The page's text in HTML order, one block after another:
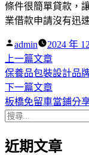
條件很簡單貸款，
業借款申請沒有迅
作
者:
admin 2024 年
文
章
導
覽
上一篇文章下
一
篇
文
保養品包裝設計品
下一篇文章下
一
章:
板橋免留車當鋪分
搜
關
近期文章